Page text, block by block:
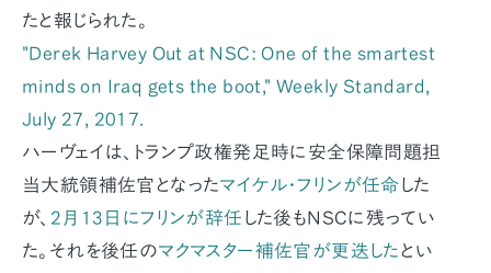
たと報じられた。
"Derek Harvey Out at NSC: One of the smartest
minds on Iraq gets the boot," Weekly Standard,
July 27, 2017.
ハーヴェイは、トランプ政権発足時に安全保障問題担
当大統領補佐官となったマイケル・フリンが任命した
が、 2月13日にフリンが辞任 した後もNSCに残ってい
た。それを後任のマクマスター補佐官が更迭したとい